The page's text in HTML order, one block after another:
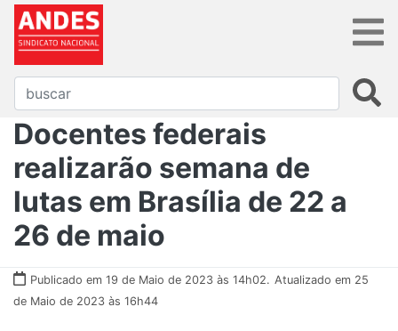
Docentes federais
realizarão semana de
lutas em Brasília de 22 a
26 de maio
Publicado em 19 de Maio de 2023 às 14h02. Atualizado em 25
de Maio de 2023 às 16h44